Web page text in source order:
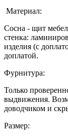
Материал:
Сосна - щит
стенка:
изделия (с
доплатой.
Фурнитура:
Только
выдвижения.
доводчиком и
Размер: